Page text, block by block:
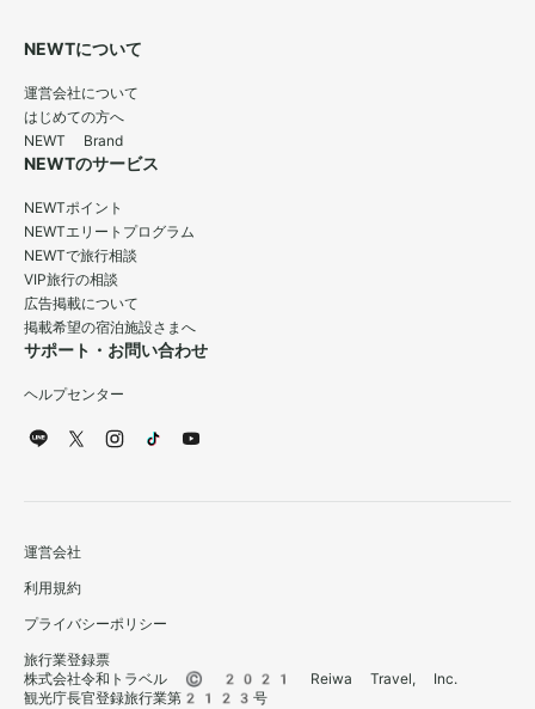
NEWTについて
運営会社について
はじめての方へ
NEWT Brand
NEWTのサービス
NEWTポイント
NEWTエリートプログラム
NEWTで旅行相談
VIP旅行の相談
広告掲載について
掲載希望の宿泊施設さまへ
サポート・お問い合わせ
ヘルプセンター
運営会社
利用規約
プライバシーポリシー
旅行業登録票
株式会社令和トラベル © 2021 Reiwa Travel, Inc.
観光庁長官登録旅行業第2123号